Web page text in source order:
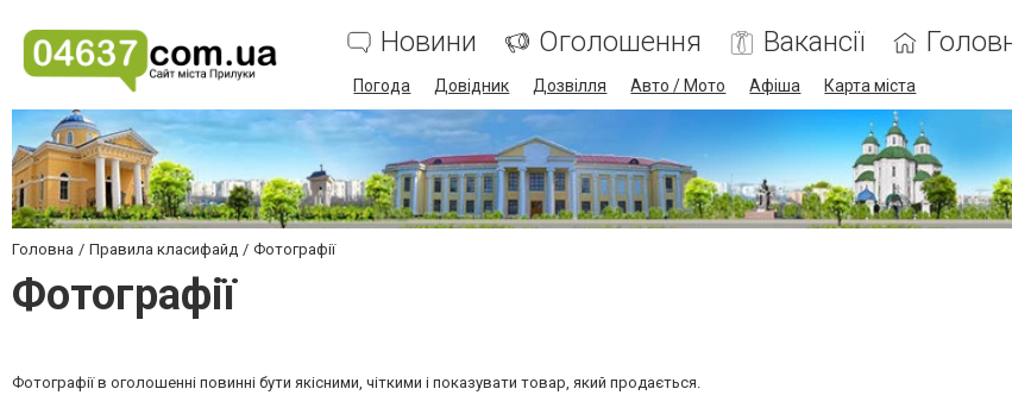
Новини Оголошення Вакансії
Погода Довідник Дозвілля Авто / Мото Афіша Карта міста
Головна Правила класифайд Фотографії
Фотографії
Фотографії в оголошенні повинні бути якісними, чіткими і показувати товар, який продається.